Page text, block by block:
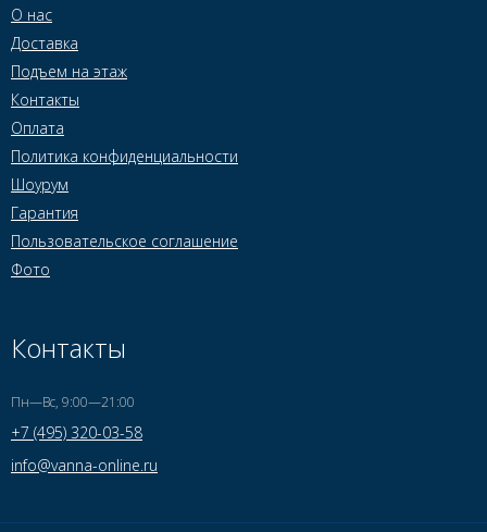
О нас
Доставка
Подъем на этаж
Контакты
Оплата
Политика конфиденциальности
Шоурум
Гарантия
Пользовательское соглашение
Фото
Контакты
Пн—Вс, 9:00—21:00
+7 (495) 320-03-58
info@vanna-online.ru